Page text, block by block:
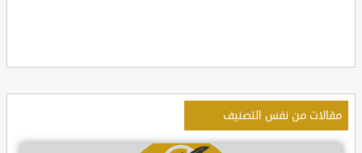
مقالات من نفس التصنيف